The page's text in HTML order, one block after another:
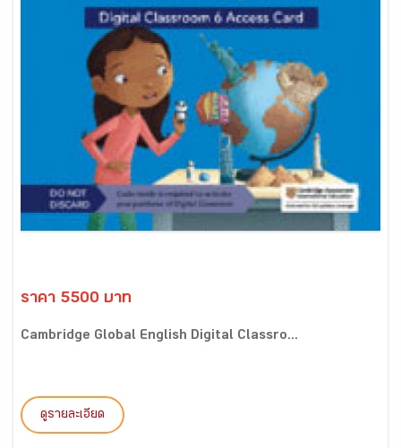
ราคา 5500 บาท
Cambridge Global English Digital Classro...
ดูรายละเอียด